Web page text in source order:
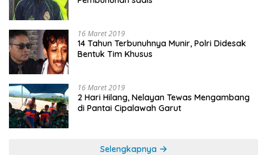
16 Maret 2019
14 Tahun Terbunuhnya Munir, Polri Didesak
Bentuk Tim Khusus
16 Maret 2019
2 Hari Hilang, Nelayan Tewas Mengambang
di Pantai Cipalawah Garut
Selengkapnya